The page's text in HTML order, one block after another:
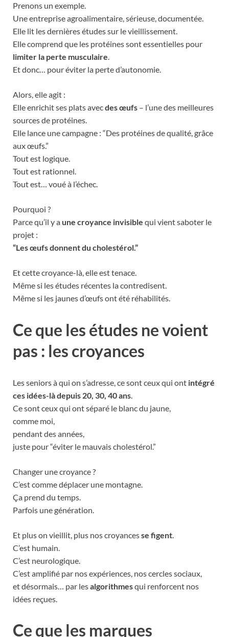
Prenons un exemple.
Une entreprise agroalimentaire, sérieuse, documentée.
Elle lit les dernières études sur le vieillissement.
Elle comprend que les protéines sont essentielles pour
limiter la perte musculaire.
Et donc… pour éviter la perte d’autonomie.
Alors, elle agit :
Elle enrichit ses plats avecdes œufs – l’une des meilleures
sources de protéines.
Elle lance une campagne : “Des protéines de qualité, grâce
aux œufs.”
Tout est logique.
Tout est rationnel.
Tout est… voué à l’échec.
Pourquoi ?
Parce qu’il y a une croyance invisible qui vient saboter le
projet :
“Les œufs donnent du cholestérol.”
Et cette croyance-là, elle est tenace.
Même si les études récentes la contredisent.
Même si les jaunes d’œufs ont été réhabilités.
Ce que les études ne voient
pas : les croyances
Les seniors à qui on s’adresse, ce sont ceux qui ont intégré
ces idées-là depuis 20, 30, 40 ans
Ce sont ceux qui ont séparé le blanc du jaune,
comme moi,
pendant des années,
juste pour “éviter le mauvais cholestérol.”
Changer une croyance ?
C’est comme déplacer une montagne.
Ça prend du temps.
Parfois une génération.
Et plus on vieillit, plus nos croyancesse figent
C’est humain.
C’est neurologique.
C’est amplifié par nos expériences, nos cercles sociaux,
et désormais… par lesalgorithmesqui renforcent nos
idées reçues.
Ce que les marques